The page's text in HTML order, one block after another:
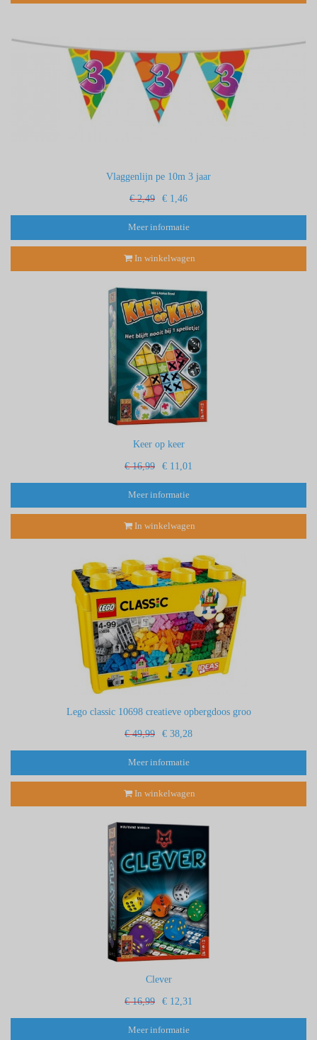
Vlaggenlijn pe 10m 3 jaar
€ 2,49 € 1,46
Meer informatie
In winkelwagen
Keer op keer
€ 16,99 € 11,01
Meer informatie
In winkelwagen
Lego classic 10698 creatieve opbergdoos groo
€ 49,99 € 38,28
Meer informatie
In winkelwagen
Clever
€ 16,99 € 12,31
Meer informatie